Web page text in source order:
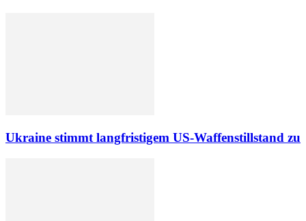
Ukraine stimmt langfristigem US-Waffenstillstand zu